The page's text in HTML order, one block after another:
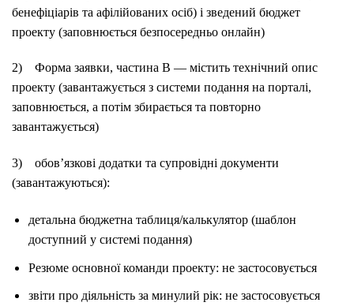
бенефіціарів та афілійованих осіб) і зведений бюджет
проекту (заповнюється безпосередньо онлайн)
2) Форма заявки, частина B — містить технічний опис
проекту (завантажується з системи подання на порталі,
заповнюється, а потім збирається та повторно
завантажується)
3) обов’язкові додатки та супровідні документи
(завантажуються):
детальна бюджетна таблиця/калькулятор (шаблон
доступний у системі подання)
Резюме основної команди проекту: не застосовується
звіти про діяльність за минулий рік: не застосовується